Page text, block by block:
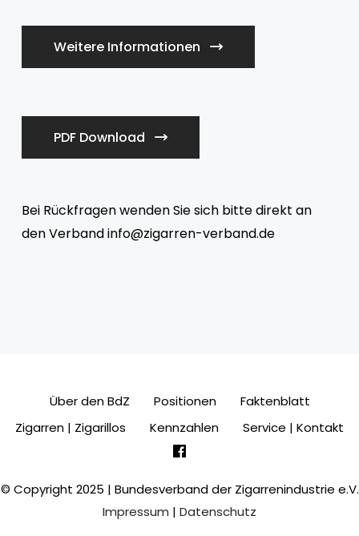
Weitere Informationen
PDF Download
Bei Rückfragen wenden Sie sich bitte direkt an
den Verbandinfo@zigarren-verband.de
Über den BdZ Positionen
Faktenblatt
Zigarren | Zigarillos
Kennzahlen Service | Kontakt
© Copyright 2025 | Bundesverband der Zigarrenindustrie e.V.
Impressum | Datenschutz